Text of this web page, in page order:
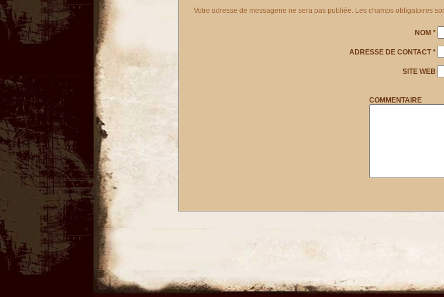
Votre adresse de messagerie ne sera pas publiée. Les champs obligatoires
NOM *
ADRESSE DE CONTACT*
SITE WEB
COMMENTAIRE